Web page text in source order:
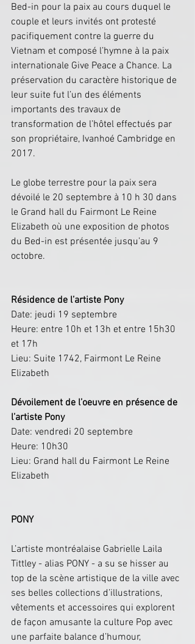
Bed-in pour la paix au cours duquel le
couple et leurs invités ont protesté
pacifiquement contre la guerre du
Vietnam et composé l’hymne à la paix
internationale Give Peace a Chance. La
préservation du caractère historique de
leur suite fut l’un des éléments
importants des travaux de
transformation de l’hôtel effectués par
son propriétaire, Ivanhoé Cambridge en
2017.
Le globe terrestre pour la paix sera
dévoilé le 20 septembre à 10 h 30 dans
le Grand hall du Fairmont Le Reine
Elizabeth où une exposition de photos
du Bed-in est présentée jusqu’au 9
octobre.
Résidence de l’artiste Pony
Date: jeudi 19 septembre
Heure: entre 10h et 13h et entre 15h30
et 17h
Lieu: Suite 1742, Fairmont Le Reine
Elizabeth
Dévoilement de l’oeuvre en présence de
l’artiste Pony
Date: vendredi 20 septembre
Heure: 10h30
Lieu: Grand hall du Fairmont Le Reine
Elizabeth
PONY
L’artiste montréalaise Gabrielle Laila
Tittley - alias PONY - a su se hisser au
top de la scène artistique de la ville avec
ses belles collections d’illustrations,
vêtements et accessoires qui explorent
de façon amusante la culture Pop avec
une parfaite balance d’humour,